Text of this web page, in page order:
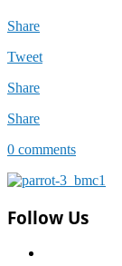
Share
Tweet
Share
Share
0 comments
Follow Us